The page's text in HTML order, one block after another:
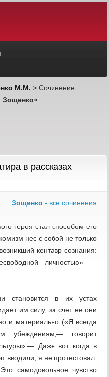
М.М. > Сочинение
Зощенко»
в рассказах
Зощенко - все сочинения
героя стал способом его
нес с собой не только
кентавр сознания:
личностью» —
становится в их устах
им силу, за счет ее они
и материально («Я всегда
убеждениям,— говорит
Даже вот когда в
вводили, я не протестовал.
самодовольное чувство